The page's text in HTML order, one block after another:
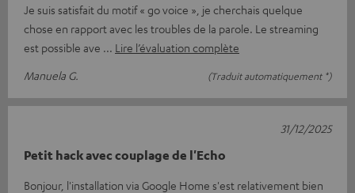
Je suis satisfait du motif « go voice », je cherchais quelque
chose en rapport avec les troubles de la parole. Le streaming
est possible ave
Lire l’évaluation complète
Manuela G.
(Traduit automatiquement *)
Petit hack avec couplage de l'Echo
Bonjour, l'installation via Google Home s'est relativement bien
31/12/2025